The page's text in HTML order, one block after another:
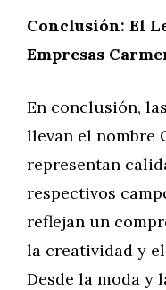
Conclusión: El
Empresas
En conclusión,
llevan el nombre
representan
respectivos
reflejan un
la creatividad y
Desde la moda y